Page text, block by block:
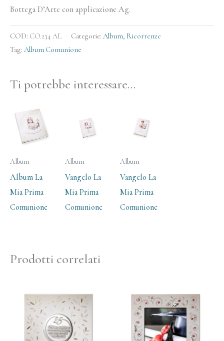
Bottega D’Arte con applicazione Ag.
COD: CO.234 AL Categorie: Album, Ricorrenze
Tag: Album Comunione
Ti potrebbe interessare…
Album
Album La
Mia Prima
Comunione
Album
Vangelo La
Mia Prima
Comunione
Album
Vangelo La
Mia Prima
Comunione
Prodotti correlati